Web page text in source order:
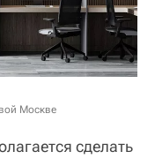
Москве
сделать